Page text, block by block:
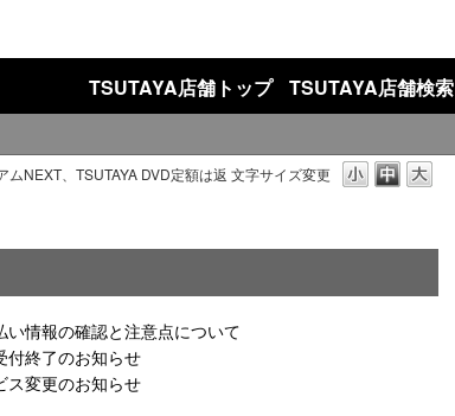
TSUTAYA店舗トップ TSUTAYA店舗検索
文字サイズ変更
ムNEXT、TSUTAYA DVD定額は返
情報の確認と注意点について
付終了のお知らせ
ス変更のお知らせ